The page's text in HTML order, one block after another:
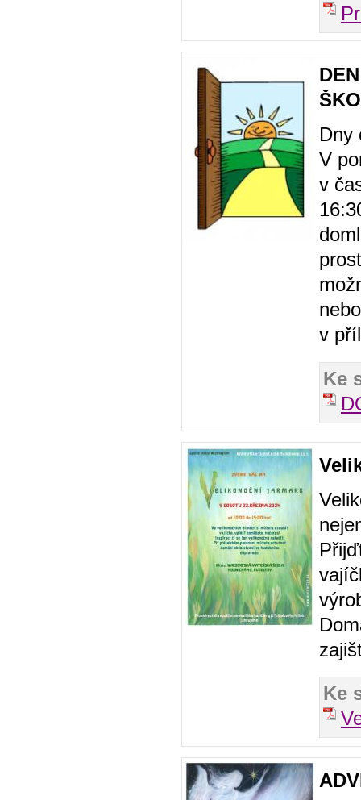
Dny
V
v
v
Ke
Ke